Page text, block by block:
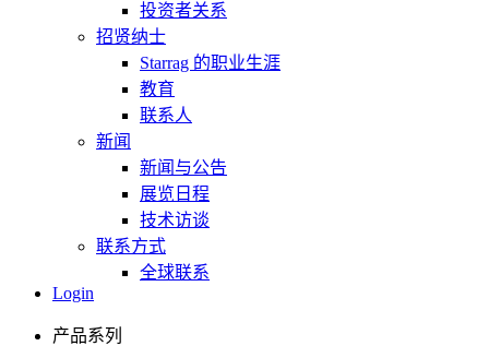
投资者关系
招贤纳士
Starrag 的职业生涯
教育
联系人
新闻
新闻与公告
展览日程
技术访谈
联系方式
全球联系
Login
产品系列